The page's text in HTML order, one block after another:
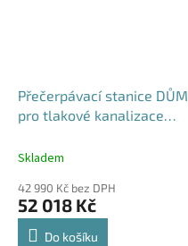
Přečerpávací stanice DŮM
pro tlakové kanalizace
1,4m3
Skladem
42 990 Kč bez DPH
52 018 Kč
Do košíku